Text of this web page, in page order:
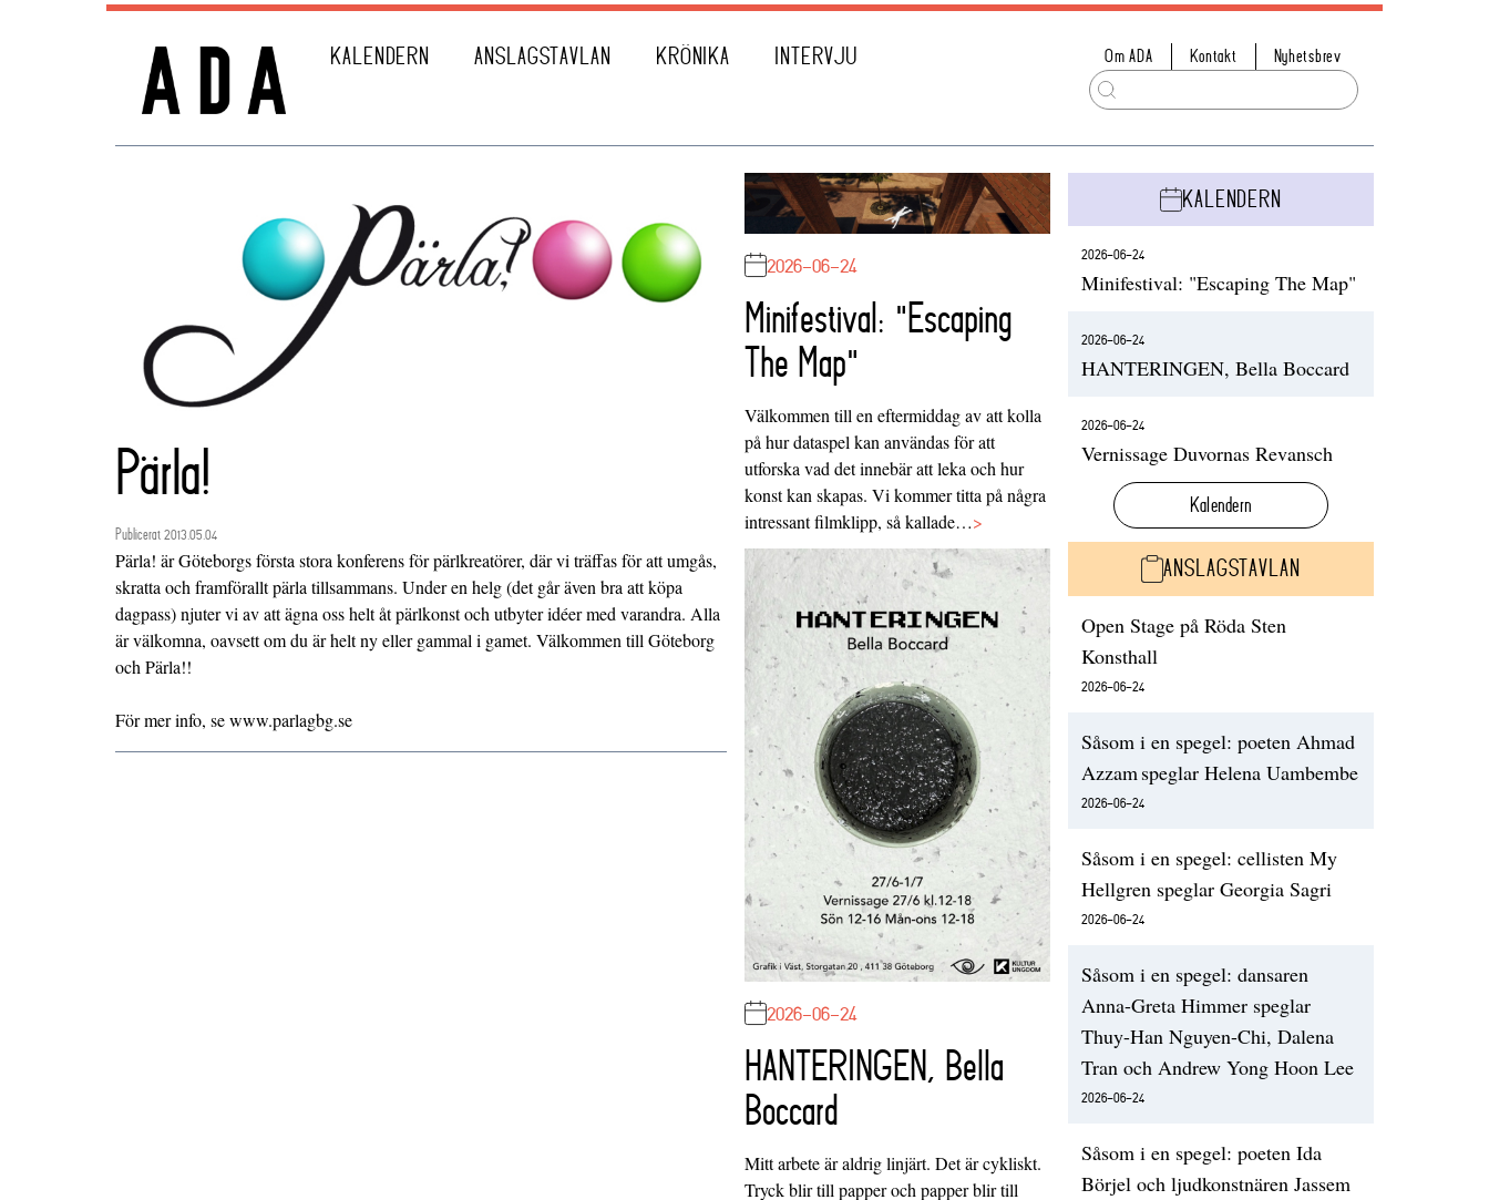
KALENDERN ANSLAGSTAVLAN KRÖNIKA INTERVJU Om ADA Kontakt Nyhetsbrev
Pärla!
Publicerat 2013.05.04
Pärla! är Göteborgs första stora konferens för pärlkreatörer, där vi träffas för att umgås,
skratta och framförallt pärla tillsammans. Under en helg (det går även bra att köpa
dagpass) njuter vi av att ägna oss helt åt pärlkonst och utbyter idéer med varandra. Alla
är välkomna, oavsett om du är helt ny eller gammal i gamet. Välkommen till Göteborg
och Pärla!!
För mer info, se www.parlagbg.se
2026-06-24
Minifestival: "Escaping
The Map"
Välkommen till en eftermiddag av att kolla
på hur dataspel kan användas för att
utforska vad det innebär att leka och hur
konst kan skapas. Vi kommer titta på några
intressant filmklipp, så kallade…>
2026-06-24
HANTERINGEN, Bella
Boccard
Mitt arbete är aldrig linjärt. Det är cykliskt.
Tryck blir till papper och papper blir till
KALENDERN
2026-06-24
Minifestival: "Escaping The Map"
2026-06-24
HANTERINGEN, Bella Boccard
2026-06-24
Vernissage Duvornas Revansch
Kalendern
ANSLAGSTAVLAN
Open Stage på Röda Sten
Konsthall
2026-06-24
Såsom i en spegel: poeten Ahmad
Azzam speglar Helena Uambembe
2026-06-24
Såsom i en spegel: cellisten My
Hellgren speglar Georgia Sagri
2026-06-24
Såsom i en spegel: dansaren
Anna-Greta Himmer speglar
Thuy-Han Nguyen-Chi, Dalena
Tran och Andrew Yong Hoon Lee
2026-06-24
Såsom i en spegel: poeten Ida
Börjel och ljudkonstnären Jassem